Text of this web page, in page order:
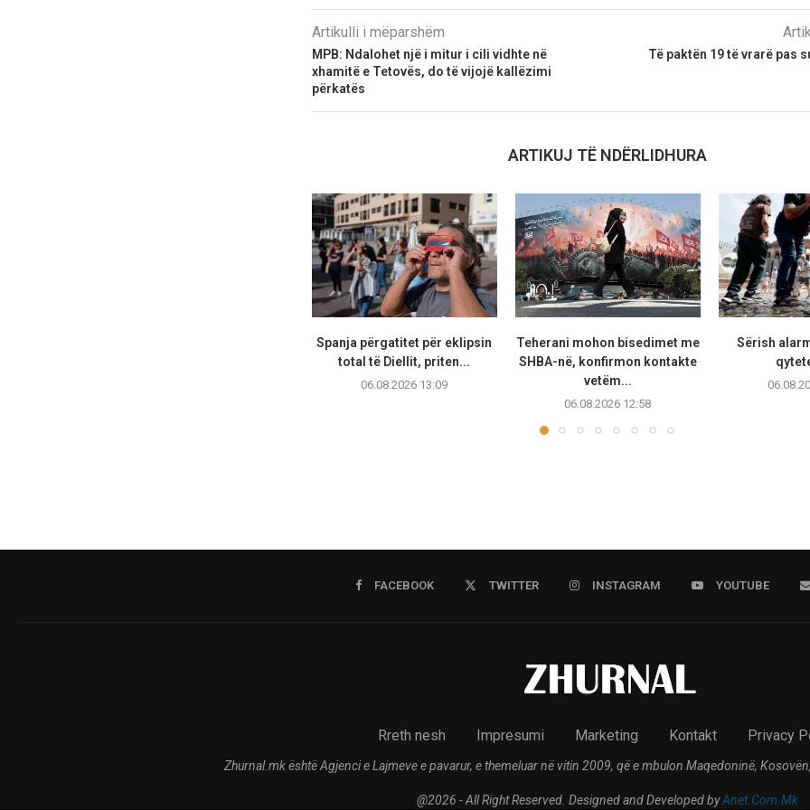
Artikulli i mëparshëm
MPB: Ndalohet një i mitur i cili vidhte në
xhamitë e Tetovës, do të vijojë kallëzimi
përkatës
Të paktën 19 të vrarë pas
ARTIKUJ TË NDËRLIDHURA
Spanja përgatitet për eklipsin
total të Diellit, priten...
06.08.2026 13:09
Teherani mohon bisedimet me
SHBA-në, konfirmon kontakte
vetëm...
06.08.2026 12:58
Sërish
FACEBOOK TWITTER INSTAGRAM YOUTUBE
Rreth nesh Impresumi Marketing Kontakt Privacy
Zhurnal.mk është Agjenci e Lajmeve e pavarur, e themeluar në vitin 2009, që e mbulon Maqedoninë,
@2026 - All Right Reserved. Designed and Developed byAnet.Com.Mk